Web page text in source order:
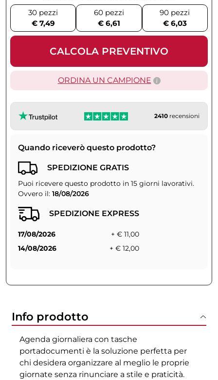
30 pezzi
€ 7,49
60 pezzi
€ 6,61
90 pezzi
€ 6,03
CALCOLA PREVENTIVO
ORDINA UN CAMPIONE
2410 recensioni
Quando riceverò questo prodotto?
SPEDIZIONE GRATIS
Puoi ricevere questo prodotto in 15 giorni lavorativi.
Ovvero il: 18/08/2026
SPEDIZIONE EXPRESS
17/08/2026
+ € 11,00
14/08/2026
+ € 12,00
Info prodotto
Agenda giornaliera con tasche
portadocumenti è la soluzione perfetta per
chi desidera organizzare al meglio le proprie
giornate senza rinunciare a stile e praticità.